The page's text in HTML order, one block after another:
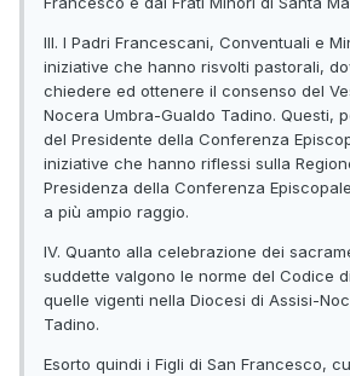
III. I Padri Francescani, Conventuali e
iniziative che hanno risvolti pastorali,
chiedere ed ottenere il consenso del
Nocera Umbra-Gualdo Tadino. Questi,
del Presidente della Conferenza
iniziative che hanno riflessi sulla
Presidenza della Conferenza
a più ampio raggio.
IV. Quanto alla celebrazione dei
suddette valgono le norme del Codice
quelle vigenti nella Diocesi di Assisi-
Tadino.
Esorto quindi i Figli di San Francesco,